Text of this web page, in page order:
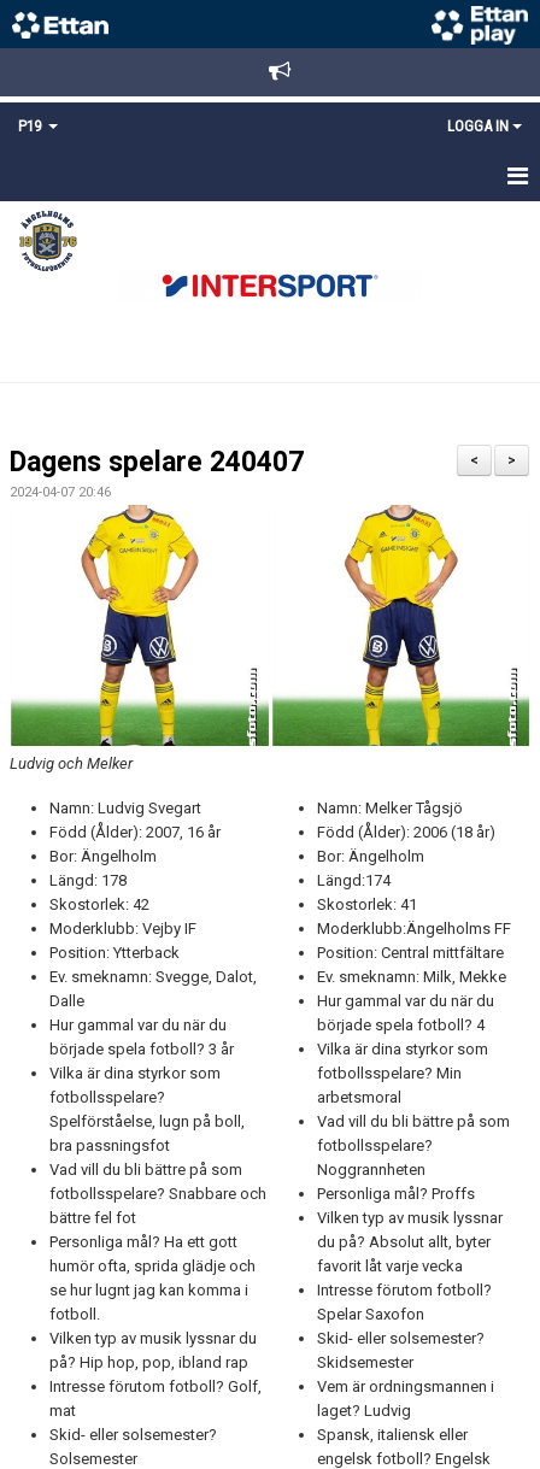
P19 LOGGA IN
HEM
NYHETER
KONTAKT
>
<
Dagens spelare 240407
2024-04-07 20:46
Ludvig och Melker
Namn: Ludvig Svegart
Född (Ålder): 2007, 16 år
Bor: Ängelholm
Längd: 178
Skostorlek: 42
Moderklubb: Vejby IF
Position: Ytterback
Ev. smeknamn: Svegge, Dalot,
Dalle
Hur gammal var du när du
började spela fotboll? 3 år
Vilka är dina styrkor som
fotbollsspelare?
Spelförståelse, lugn på boll,
bra passningsfot
Vad vill du bli bättre på som
fotbollsspelare? Snabbare och
bättre fel fot
Personliga mål? Ha ett gott
humör ofta, sprida glädje och
se hur lugnt jag kan komma i
fotboll.
Vilken typ av musik lyssnar du
på? Hip hop, pop, ibland rap
Intresse förutom fotboll? Golf,
mat
Skid- eller solsemester?
Solsemester
Namn: Melker Tågsjö
Född (Ålder): 2006 (18 år)
Bor: Ängelholm
Längd:174
Skostorlek: 41
Moderklubb:Ängelholms FF
Position: Central mittfältare
Ev. smeknamn: Milk, Mekke
Hur gammal var du när du
började spela fotboll? 4
Vilka är dina styrkor som
fotbollsspelare? Min
arbetsmoral
Vad vill du bli bättre på som
fotbollsspelare?
Noggrannheten
Personliga mål? Proffs
Vilken typ av musik lyssnar
du på? Absolut allt, byter
favorit låt varje vecka
Intresse förutom fotboll?
Spelar Saxofon
Skid- eller solsemester?
Skidsemester
Vem är ordningsmannen i
laget? Ludvig
Spansk, italiensk eller
engelsk fotboll? Engelsk